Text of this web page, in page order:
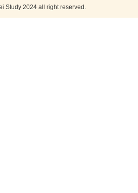
Study 2024 all right reserved.